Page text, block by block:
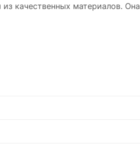
из качественных материалов. Она